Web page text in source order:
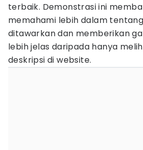
terbaik. Demonstrasi ini
memahami lebih dalam
ditawarkan dan memberikan
lebih jelas daripada hanya
deskripsi di website.